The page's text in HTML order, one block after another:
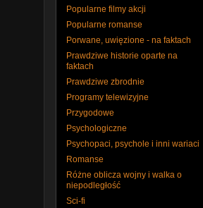
Popularne filmy akcji
Popularne romanse
Porwane, uwięzione - na faktach
Prawdziwe historie oparte na
faktach
Prawdziwe zbrodnie
Programy telewizyjne
Przygodowe
Psychologiczne
Psychopaci, psychole i inni wariaci
Romanse
Różne oblicza wojny i walka o
niepodległość
Sci-fi